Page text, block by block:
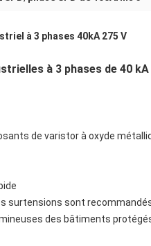
à 3 phases 40kA 275 V
à 3 phases de 40 kA
de varistor à oxyde
surtensions sont
des bâtiments